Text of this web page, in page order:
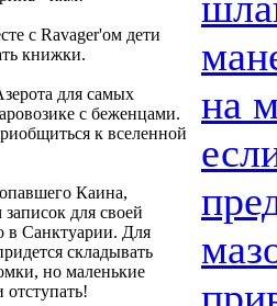
с Ravager'ом дети
книжки.
для самых
с беженцами.
к вселенной
Каина,
для своей
в Санктуарии. Для
складывать
но маленькие
на